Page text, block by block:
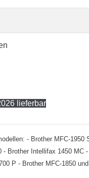
lieferbar
- Brother MFC-
Brother Intellifax 1450
P - Brother MFC-1850